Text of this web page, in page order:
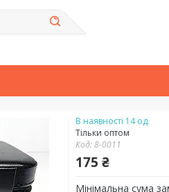
В наявності 14 од.
Тільки оптом
Код:8-0011
175 ₴
Мінімальна сума